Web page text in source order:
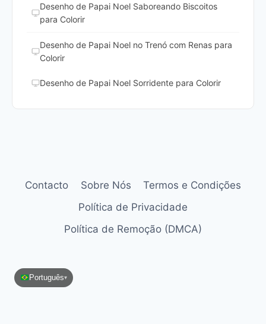
Desenho de Papai Noel Saboreando Biscoitos
para Colorir
Desenho de Papai Noel no Trenó com Renas para
Colorir
Desenho de Papai Noel Sorridente para Colorir
Contacto Sobre Nós
Termos e Condições
Política de Privacidade
Política de Remoção (DMCA)
Português▾